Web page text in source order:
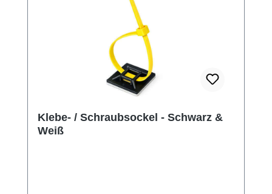
Klebe- / Schraubsockel - Schwarz &
Weiß